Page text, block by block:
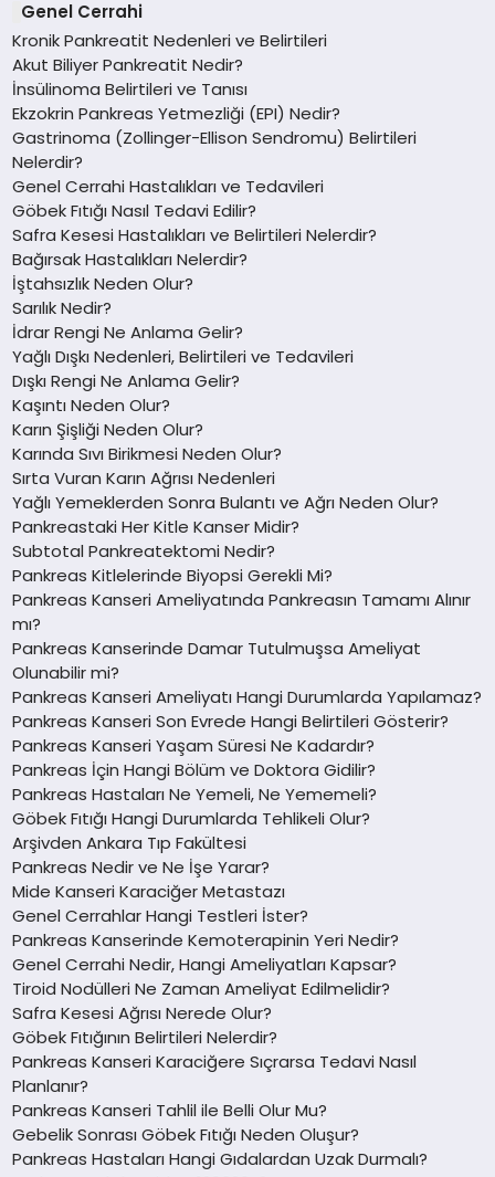
Genel Cerrahi
Kronik Pankreatit Nedenleri ve Belirtileri
Akut Biliyer Pankreatit Nedir?
İnsülinoma Belirtileri ve Tanısı
Ekzokrin Pankreas Yetmezliği (EPI) Nedir?
Gastrinoma (Zollinger-Ellison Sendromu) Belirtileri
Nelerdir?
Genel Cerrahi Hastalıkları ve Tedavileri
Göbek Fıtığı Nasıl Tedavi Edilir?
Safra Kesesi Hastalıkları ve Belirtileri Nelerdir?
Bağırsak Hastalıkları Nelerdir?
İştahsızlık Neden Olur?
Sarılık Nedir?
İdrar Rengi Ne Anlama Gelir?
Yağlı Dışkı Nedenleri, Belirtileri ve Tedavileri
Dışkı Rengi Ne Anlama Gelir?
Kaşıntı Neden Olur?
Karın Şişliği Neden Olur?
Karında Sıvı Birikmesi Neden Olur?
Sırta Vuran Karın Ağrısı Nedenleri
Yağlı Yemeklerden Sonra Bulantı ve Ağrı Neden Olur?
Pankreastaki Her Kitle Kanser Midir?
Subtotal Pankreatektomi Nedir?
Pankreas Kitlelerinde Biyopsi Gerekli Mi?
Pankreas Kanseri Ameliyatında Pankreasın Tamamı Alınır
mı?
Pankreas Kanserinde Damar Tutulmuşsa Ameliyat
Olunabilir mi?
Pankreas Kanseri Ameliyatı Hangi Durumlarda Yapılamaz?
Pankreas Kanseri Son Evrede Hangi Belirtileri Gösterir?
Pankreas Kanseri Yaşam Süresi Ne Kadardır?
Pankreas İçin Hangi Bölüm ve Doktora Gidilir?
Pankreas Hastaları Ne Yemeli, Ne Yememeli?
Göbek Fıtığı Hangi Durumlarda Tehlikeli Olur?
Arşivden Ankara Tıp Fakültesi
Pankreas Nedir ve Ne İşe Yarar?
Mide Kanseri Karaciğer Metastazı
Genel Cerrahlar Hangi Testleri İster?
Pankreas Kanserinde Kemoterapinin Yeri Nedir?
Genel Cerrahi Nedir, Hangi Ameliyatları Kapsar?
Tiroid Nodülleri Ne Zaman Ameliyat Edilmelidir?
Safra Kesesi Ağrısı Nerede Olur?
Göbek Fıtığının Belirtileri Nelerdir?
Pankreas Kanseri Karaciğere Sıçrarsa Tedavi Nasıl
Planlanır?
Pankreas Kanseri Tahlil ile Belli Olur Mu?
Gebelik Sonrası Göbek Fıtığı Neden Oluşur?
Pankreas Hastaları Hangi Gıdalardan Uzak Durmalı?